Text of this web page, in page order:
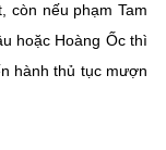
còn nếu phạm Tam
hoặc Hoàng Ốc thì
hành thủ tục mượn